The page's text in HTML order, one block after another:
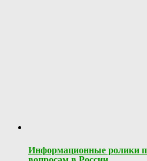
Информационные ролики